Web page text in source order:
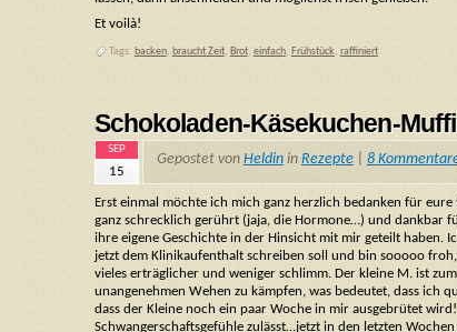
Et voilà!
Tags: backen, braucht Zeit, Brot, einfach, Frühstück, raffiniert
Schokoladen-Käsekuchen-
SEP
15
Gepostet von Heldinin Rezepte| 8
Erst einmal möchte ich mich ganz herzlich bedanken für
ganz schrecklich gerührt (jaja, die Hormone…) und dankbar
ihre eigene Geschichte in der Hinsicht mit mir geteilt haben.
jetzt dem Klinikaufenthalt schreiben soll und bin sooooo
vieles erträglicher und weniger schlimm. Der kleine M. ist
unangenehmen Wehen zu kämpfen, was bedeutet, dass ich
dass der Kleine noch ein paar Woche in mir ausgebrütet
Schwangerschaftsgefühle zulässt…jetzt in den letzten